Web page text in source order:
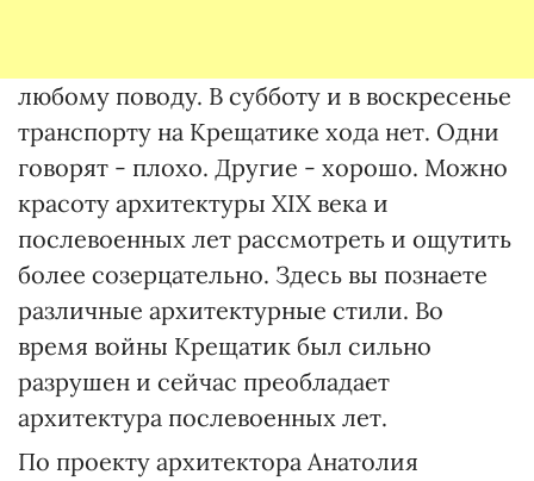
любому поводу. В субботу и в воскресенье
транспорту на Крещатике хода нет. Одни
говорят - плохо. Другие - хорошо. Можно
красоту архитектуры XIX века и
послевоенных лет рассмотреть и ощутить
более созерцательно. Здесь вы познаете
различные архитектурные стили. Во
время войны Крещатик был сильно
разрушен и сейчас преобладает
архитектура послевоенных лет.
По проекту архитектора Анатолия